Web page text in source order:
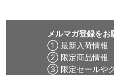
メルマガ登録をお
① 最新入荷情報
② 限定商品情報
③ 限定セールや